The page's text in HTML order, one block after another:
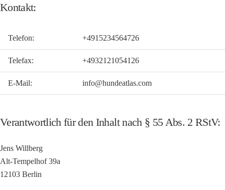
Kontakt:
Telefon: +4915234564726
Telefax: +4932121054126
E-Mail: info@hundeatlas.com
Verantwortlich für den Inhalt nach § 55 Abs. 2 RStV:
Jens Willberg
Alt-Tempelhof 39a
12103 Berlin